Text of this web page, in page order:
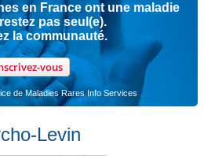
en France ont une maladie
pas seul(e).
la communauté.
vous
de Maladies Rares Info Services
Levin